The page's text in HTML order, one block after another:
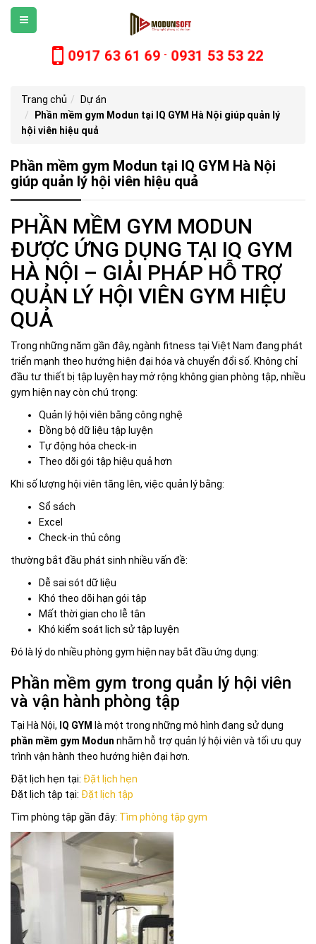
0917 63 61 69 - 0931 53 53 22
Trang chủ
Dự án
Phần mềm gym Modun tại IQ GYM Hà Nội giúp quản lý
hội viên hiệu quả
Phần mềm gym Modun tại IQ GYM Hà Nội
giúp quản lý hội viên hiệu quả
PHẦN MỀM GYM MODUN
ĐƯỢC ỨNG DỤNG TẠI IQ GYM
HÀ NỘI – GIẢI PHÁP HỖ TRỢ
QUẢN LÝ HỘI VIÊN GYM HIỆU
QUẢ
Trong những năm gần đây, ngành fitness tại Việt Nam đang phát
triển mạnh theo hướng hiện đại hóa và chuyển đổi số. Không chỉ
đầu tư thiết bị tập luyện hay mở rộng không gian phòng tập, nhiều
gym hiện nay còn chú trọng:
Quản lý hội viên bằng công nghệ
Đồng bộ dữ liệu tập luyện
Tự động hóa check-in
Theo dõi gói tập hiệu quả hơn
Khi số lượng hội viên tăng lên, việc quản lý bằng:
Sổ sách
Excel
Check-in thủ công
thường bắt đầu phát sinh nhiều vấn đề:
Dễ sai sót dữ liệu
Khó theo dõi hạn gói tập
Mất thời gian cho lễ tân
Khó kiểm soát lịch sử tập luyện
Đó là lý do nhiều phòng gym hiện nay bắt đầu ứng dụng:
Phần mềm gym trong quản lý hội viên
và vận hành phòng tập
Tại Hà Nội, IQ GYM là một trong những mô hình đang sử dụng
phần mềm gym Modun nhằm hỗ trợ quản lý hội viên và tối ưu quy
trình vận hành theo hướng hiện đại hơn.
Đặt lịch hẹn tại: Đặt lịch hẹn
Đặt lịch tập tại: Đặt lịch tập
Tìm phòng tập gần đây: Tìm phòng tập gym